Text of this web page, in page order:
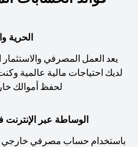
الحرية
يعد العمل المصرفي والاستثمار
لديك احتياجات مالية عالمية
لحفظ أموالك
الوساطة عبر الإنترنت
باستخدام حساب مصرفي خارجي